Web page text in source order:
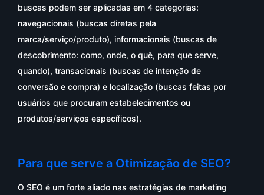
buscas podem ser aplicadas em 4 categorias:
navegacionais (buscas diretas pela
marca/serviço/produto), informacionais (buscas de
descobrimento: como, onde, o quê, para que serve,
quando), transacionais (buscas de intenção de
conversão e compra) e localização (buscas feitas por
usuários que procuram estabelecimentos ou
produtos/serviços específicos).
Para que serve a Otimização de SEO?
O SEO é um forte aliado nas estratégias de marketing